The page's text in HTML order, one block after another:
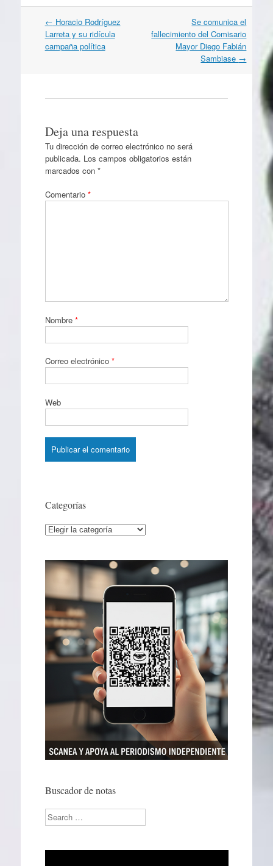
Navegación
por
artículos
← Horacio Rodríguez
Larreta y su ridícula
campaña política
Se comunica el
fallecimiento del Comisario
Mayor Diego Fabián
Sambiase →
Deja una respuesta
Tu dirección de correo electrónico no será
publicada. Los campos obligatorios están
marcados con *
Comentario *
Nombre *
Correo electrónico *
Web
Categorías
Categorías
Buscador de notas
Search